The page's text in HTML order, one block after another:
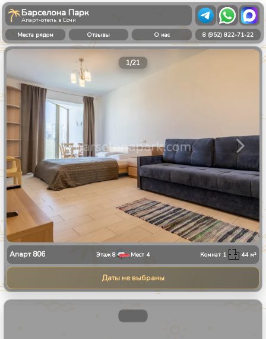
Барселона Парк
Апарт-отель в Сочи
Места рядом
Отзывы О нас 8 (952) 822-71-22
1/21
Апарт806 Этаж8 Мест 4 Комнат 1 44м²
Даты не выбраны